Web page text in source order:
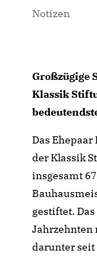
Notizen
Großzügige
Klassik
Das
der Klassik
insgesamt
gestiftet.
Jahrzehnten
darunter seit